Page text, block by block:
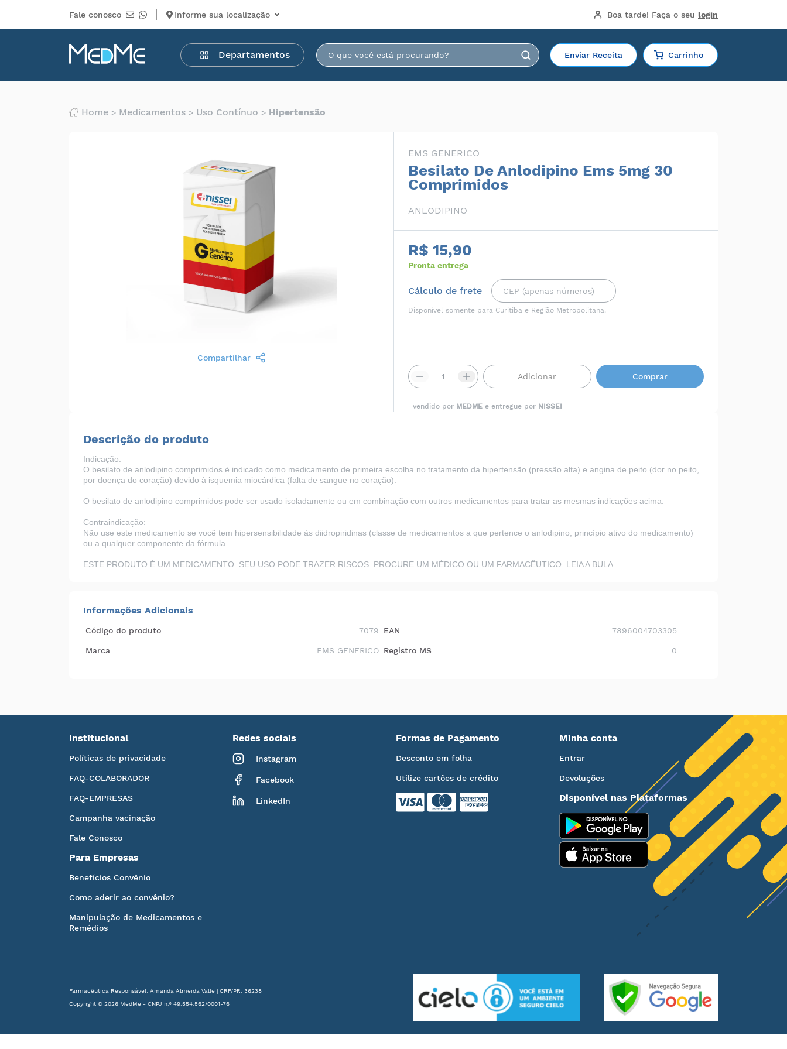
Fale conosco Informe sua localização Boa tarde! Faça o seu login
Departamentos Enviar Receita Carrinho
Departamentos
Medicamentos
Higiene
Home Medicamentos Uso Contínuo Hipertensão
Compartilhar
EMS GENERICO
Besilato De Anlodipino Ems 5mg 30
Comprimidos
ANLODIPINO
R$ 15,90
Pronta entrega
Cálculo de frete
Disponível somente para Curitiba e Região Metropolitana.
Adicionar Comprar
vendido por MEDME e entregue por NISSEI
Descrição do produto
Indicação:
O besilato de anlodipino comprimidos é indicado como medicamento de primeira escolha no tratamento da hipertensão (pressão alta) e angina de peito (dor no peito,
por doença do coração) devido à isquemia miocárdica (falta de sangue no coração).
O besilato de anlodipino comprimidos pode ser usado isoladamente ou em combinação com outros medicamentos para tratar as mesmas indicações acima.
Contraindicação:
Não use este medicamento se você tem hipersensibilidade às diidropiridinas (classe de medicamentos a que pertence o anlodipino, princípio ativo do medicamento)
ou a qualquer componente da fórmula.
ESTE PRODUTO É UM MEDICAMENTO. SEU USO PODE TRAZER RISCOS. PROCURE UM MÉDICO OU UM FARMACÊUTICO. LEIA A BULA.
Informações Adicionais
Código do produto 7079 EAN 7896004703305
Marca EMS GENERICO Registro MS 0
Institucional
Políticas de privacidade
FAQ-COLABORADOR
FAQ-EMPRESAS
Campanha vacinação
Fale Conosco
Para Empresas
Benefícios Convênio
Como aderir ao convênio?
Manipulação de Medicamentos e
Remédios
Redes sociais
Instagram
Facebook
LinkedIn
Formas de Pagamento
Desconto em folha
Utilize cartões de crédito
Minha conta
Entrar
Devoluções
Disponível nas Plataformas
Farmacêutica Responsável: Amanda Almeida Valle | CRF/PR: 36238
Copyright © 2026 MedMe - CNPJ n.º 49.554.562/0001-76